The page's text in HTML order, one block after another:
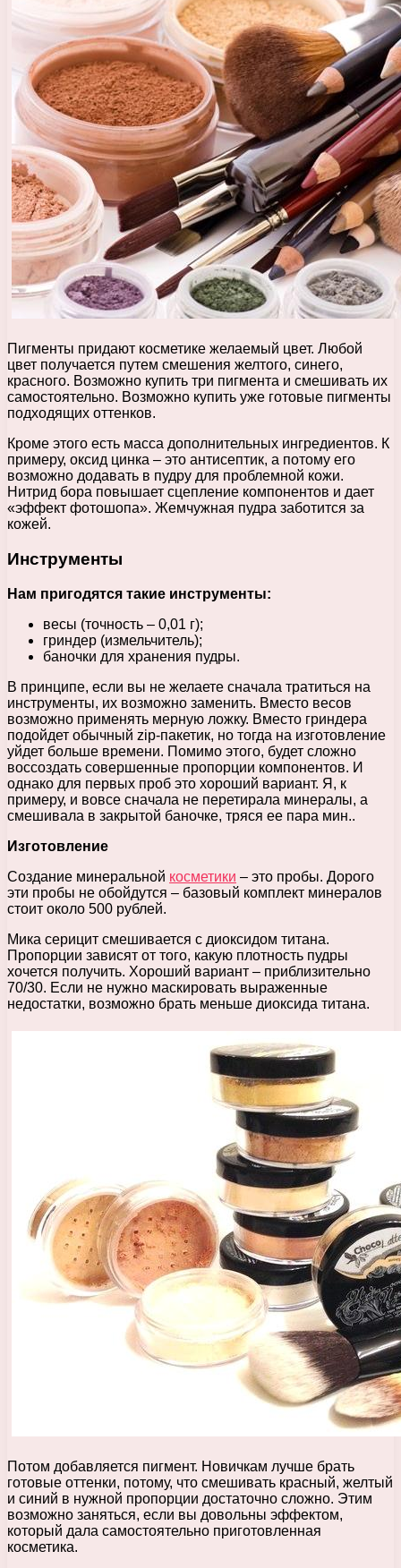
Пигменты придают косметике желаемый цвет. Любой
цвет получается путем смешения желтого, синего,
красного. Возможно купить три пигмента и смешивать их
самостоятельно. Возможно купить уже готовые пигменты
подходящих оттенков.
Кроме этого есть масса дополнительных ингредиентов. К
примеру, оксид цинка – это антисептик, а потому его
возможно додавать в пудру для проблемной кожи.
Нитрид бора повышает сцепление компонентов и дает
«эффект фотошопа». Жемчужная пудра заботится за
кожей.
Инструменты
Нам пригодятся такие инструменты:
весы (точность – 0,01 г);
гриндер (измельчитель);
баночки для хранения пудры.
В принципе, если вы не желаете сначала тратиться на
инструменты, их возможно заменить. Вместо весов
возможно применять мерную ложку. Вместо гриндера
подойдет обычный zip-пакетик, но тогда на изготовление
уйдет больше времени. Помимо этого, будет сложно
воссоздать совершенные пропорции компонентов. И
однако для первых проб это хороший вариант. Я, к
примеру, и вовсе сначала не перетирала минералы, а
смешивала в закрытой баночке, тряся ее пара мин..
Изготовление
Создание минеральной косметики – это пробы. Дорого
эти пробы не обойдутся – базовый комплект минералов
стоит около 500 рублей.
Мика серицит смешивается с диоксидом титана.
Пропорции зависят от того, какую плотность пудры
хочется получить. Хороший вариант – приблизительно
70/30. Если не нужно маскировать выраженные
недостатки, возможно брать меньше диоксида титана.
Потом добавляется пигмент. Новичкам лучше брать
готовые оттенки, потому, что смешивать красный, желтый
и синий в нужной пропорции достаточно сложно. Этим
возможно заняться, если вы довольны эффектом,
который дала самостоятельно приготовленная
косметика.